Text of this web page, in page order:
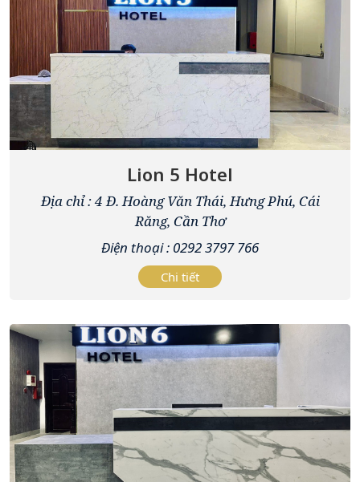
Lion 5 Hotel
Địa chỉ : 4 Đ. Hoàng Văn Thái, Hưng Phú, Cái
Răng, Cần Thơ
Điện thoại : 0292 3797 766
Chi tiết